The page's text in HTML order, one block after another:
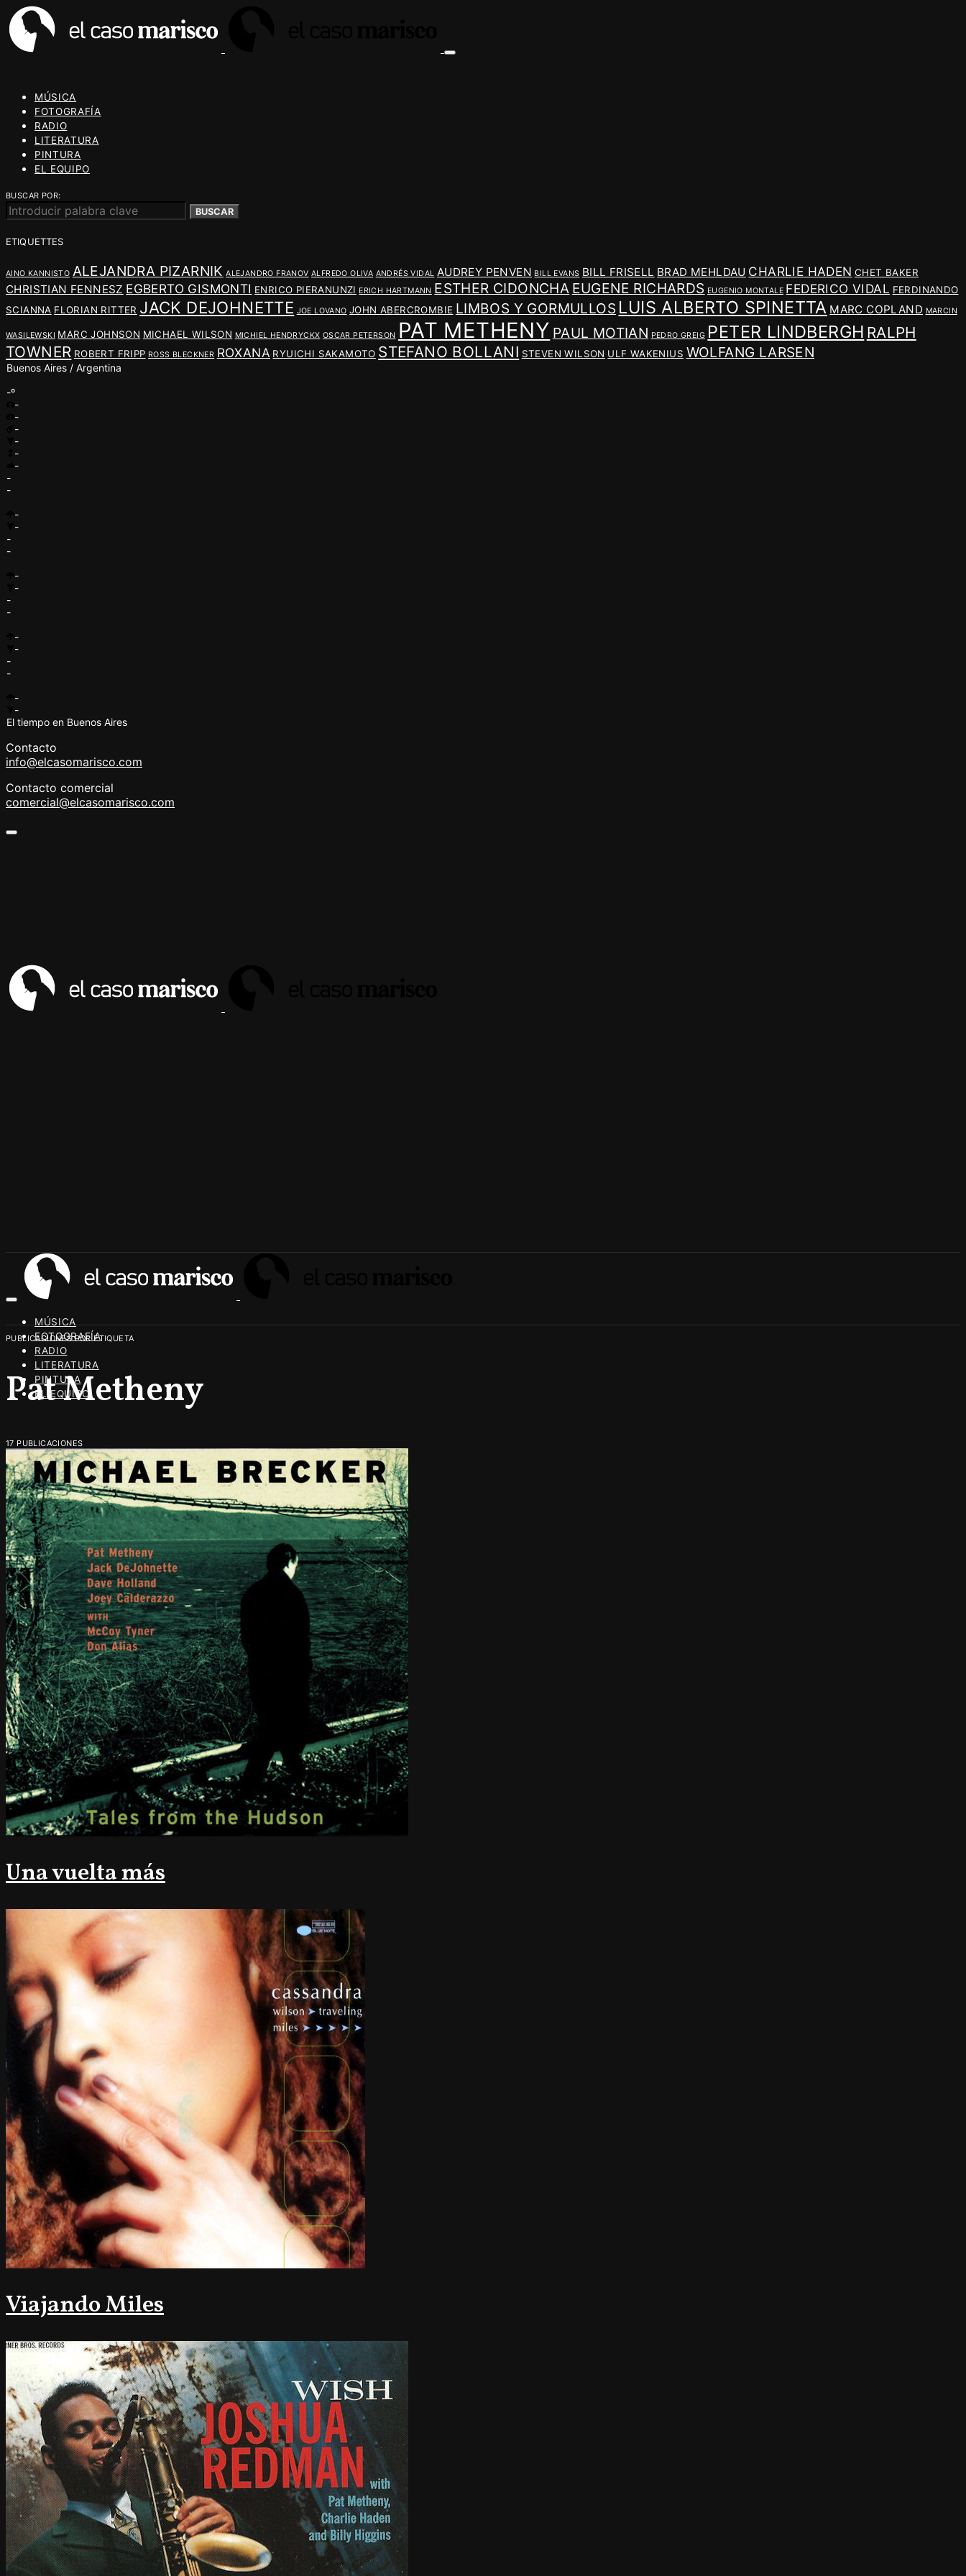
MÚSICA
FOTOGRAFÍA
RADIO
LITERATURA
PINTURA
EL EQUIPO
BUSCAR POR:
BUSCAR
ETIQUETTES
AINO KANNISTO ALEJANDRA PIZARNIK ALEJANDRO FRANOV ALFREDO OLIVA ANDRÉS VIDAL AUDREY PENVEN BILL EVANS BILL FRISELL BRAD MEHLDAU CHARLIE HADEN CHET BAKER
CHRISTIAN FENNESZ EGBERTO GISMONTI ENRICO PIERANUNZI ERICH HARTMANN ESTHER CIDONCHA EUGENE RICHARDS EUGENIO MONTALE FEDERICO VIDAL FERDINANDO
SCIANNA FLORIAN RITTER JACK DEJOHNETTE JOE LOVANO JOHN ABERCROMBIE LIMBOS Y GORMULLOS LUIS ALBERTO SPINETTA MARC COPLAND MARCIN
WASILEWSKI MARC JOHNSON MICHAEL WILSON MICHIEL HENDRYCKX OSCAR PETERSON PAT METHENY PAUL MOTIAN PEDRO GREIG PETER LINDBERGH RALPH
TOWNER ROBERT FRIPP ROSS BLECKNER ROXANA RYUICHI SAKAMOTO STEFANO BOLLANI STEVEN WILSON ULF WAKENIUS WOLFANG LARSEN
Buenos Aires / Argentina
-º
-
-
-
-
-
-
-
-
-
-
-
-
-
-
-
-
-
-
-
-
-
-
El tiempo en Buenos Aires
Contacto
info@elcasomarisco.com
Contacto comercial
comercial@elcasomarisco.com
MÚSICA
FOTOGRAFÍA
RADIO
LITERATURA
PINTURA
EL EQUIPO
PUBLICACIONES POR ETIQUETA
Pat Metheny
17 PUBLICACIONES
Una vuelta más
Viajando Miles